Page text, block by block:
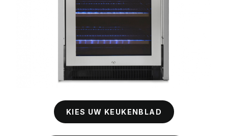
KIES UW KEUKENBLAD